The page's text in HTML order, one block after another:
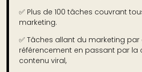
✅ Plus de 100 tâches couvrant
marketing.
✅ Tâches allant du marketing
référencement en passant par la
contenu viral,